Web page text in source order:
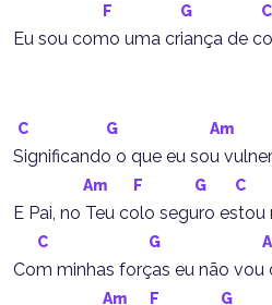
F G C
Eu sou como uma criança de
C G Am
Significando o que eu sou
Am F G C
E Pai, no Teu colo seguro
C G
Com minhas forças eu não vou
Am F G